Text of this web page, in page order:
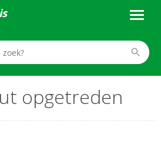
opgetreden